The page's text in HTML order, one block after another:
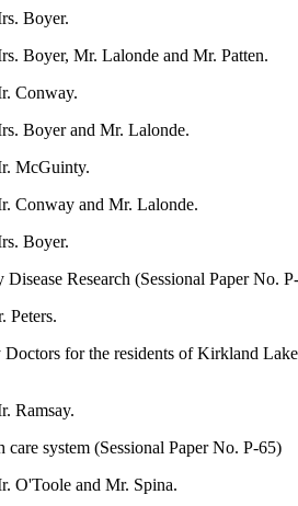
Boyer.
Boyer, Mr. Lalonde and Mr. Patten.
Conway.
Boyer and Mr. Lalonde.
McGuinty.
Conway and Mr. Lalonde.
Boyer.
Research (Sessional Paper No.
Peters.
for the residents of Kirkland Lake
Ramsay.
system (Sessional Paper No. P-65)
O'Toole and Mr. Spina.